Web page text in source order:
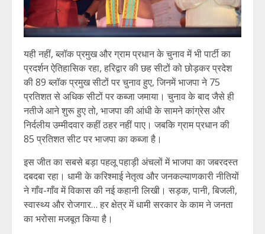
यही नहीं, ब्लॉक प्रमुख और ग्राम प्रधान के चुनाव में भी पार्टी का
प्रदर्शन ऐतिहासिक रहा, हरिद्वार की छह सीटों को छोड़कर प्रदेश
की 89 ब्लॉक प्रमुख सीटों पर चुनाव हुए, जिनमें भाजपा ने 75
प्रतिशत से अधिक सीटों पर कब्जा जमाया। चुनाव के बाद जैसे ही
नतीजे आने शुरू हुए तो, भाजपा की आंधी के सामने कांग्रेस और
निर्दलीय उम्मीदवार कहीं ठहर नहीं पाए। जबकि ग्राम प्रधान की
85 प्रतिशत सीट पर भाजपा का कब्जा है।
इस जीत का सबसे बड़ा पहलू पहाड़ी अंचलों में भाजपा का जबरदस्त
दबदबा रहा। धामी के करिश्माई नेतृत्व और जनकल्याणकारी नीतियों
ने गाँव-गाँव में विकास की नई कहानी लिखी। सड़क, पानी, बिजली,
स्वास्थ्य और रोजगार… हर क्षेत्र में धामी सरकार के काम ने जनता
का भरोसा मजबूत किया है।